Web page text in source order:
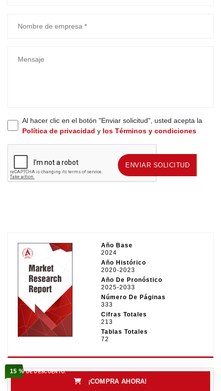
Al hacer clic en el botón "Enviar solicitud", usted acepta la
Política de privacidad y los Términos y condiciones
ENVIAR SOLICITUD ENVIAR SOLICITUD
Año Base
2024
Año Histórico
2020-2023
Año De Pronóstico
2025-2033
Número De Páginas
333
Cifras Totales
213
Tablas Totales
72
15 %DE DESCUENTO.
¡COMPRA AHORA!